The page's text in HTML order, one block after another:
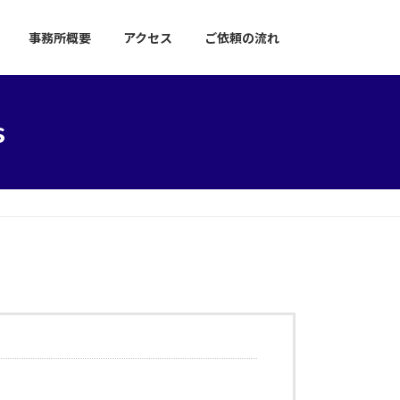
事務所概要 アクセス ご依頼の流れ